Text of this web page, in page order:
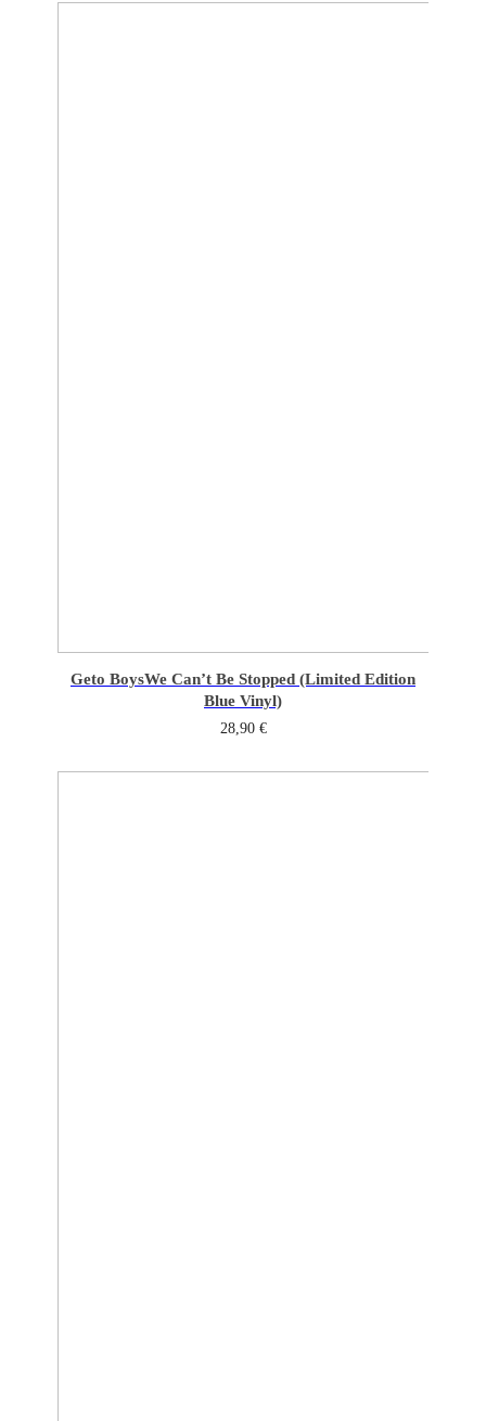
Geto BoysWe Can’t Be Stopped (Limited Edition
Blue Vinyl)
28,90 €